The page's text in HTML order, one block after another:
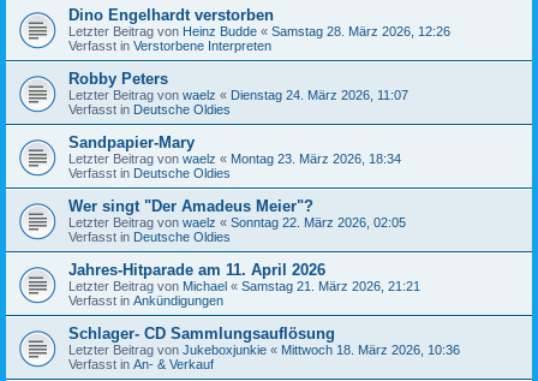
Dino Engelhardt verstorben
Letzter Beitrag von Heinz Budde « Samstag 28. März 2026, 12:26
Verfasst in Verstorbene Interpreten
Robby Peters
Letzter Beitrag von waelz « Dienstag 24. März 2026, 11:07
Verfasst in Deutsche Oldies
Sandpapier-Mary
Letzter Beitrag von waelz « Montag 23. März 2026, 18:34
Verfasst in Deutsche Oldies
Wer singt "Der Amadeus Meier"?
Letzter Beitrag von waelz « Sonntag 22. März 2026, 02:05
Verfasst in Deutsche Oldies
Jahres-Hitparade am 11. April 2026
Letzter Beitrag von Michael « Samstag 21. März 2026, 21:21
Verfasst in Ankündigungen
Schlager- CD Sammlungsauflösung
Letzter Beitrag von Jukeboxjunkie « Mittwoch 18. März 2026, 10:36
Verfasst in An- & Verkauf